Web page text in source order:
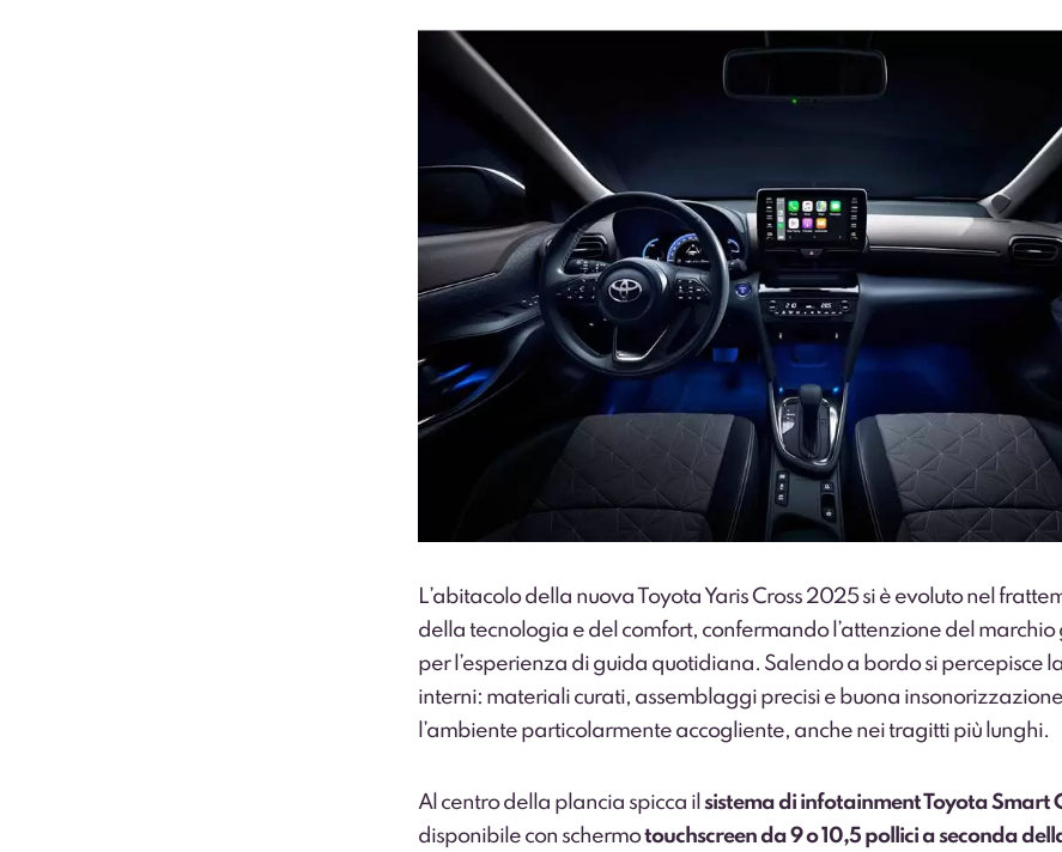
L’abitacolo della nuova Toyota Yaris Cross 2025 si è evoluto nel
della tecnologia e del comfort, confermando l’attenzione del
per l’esperienza di guida quotidiana. Salendo a bordo si percepisce
interni: materiali curati, assemblaggi precisi e buona
l’ambiente particolarmente accogliente, anche nei tragitti più lunghi.
Al centro della plancia spicca il sistema di infotainment Toyota Smart
disponibile con schermotouchscreen da 9 o 10,5 pollici a seconda